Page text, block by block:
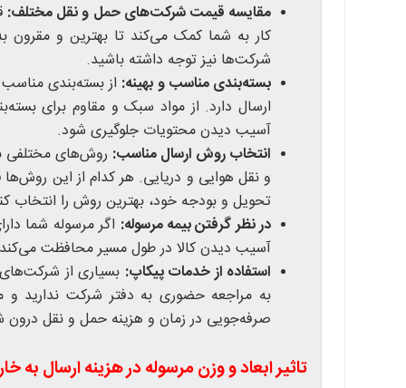
مقایسه قیمت شرکت‌های حمل و نقل مختلف:
کار به شما کمک می‌کند تا بهترین و مقرون
شرکت‌ها نیز توجه داشته باشید.
بسته‌بندی مناسب و بهینه: از بسته‌بندی
ارسال دارد. از مواد سبک و مقاوم برای
آسیب دیدن محتویات جلوگیری شود.
انتخاب روش ارسال مناسب: روش‌های مختلفی
و نقل هوایی و دریایی. هر کدام از این روش‌ها
تحویل و بودجه خود، بهترین روش را انتخاب
در نظر گرفتن بیمه مرسوله: اگر مرسوله شما
آسیب دیدن کالا در طول مسیر محافظت
استفاده از خدمات پیکاپ: بسیاری از
به مراجعه حضوری به دفتر شرکت ندارید و
صرفه‌جویی در زمان و هزینه حمل و نقل
تاثیر ابعاد و وزن مرسوله در هزینه ارسال به